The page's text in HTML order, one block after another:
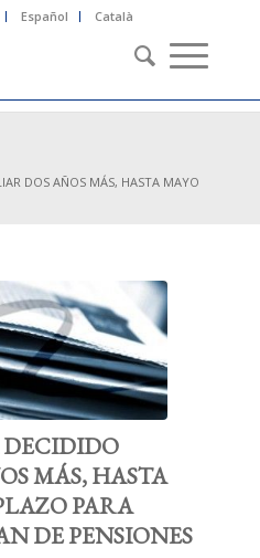
Español Català
DOS AÑOS MÁS, HASTA MAYO
MÁS, HASTA
PARA
DE PENSIONES